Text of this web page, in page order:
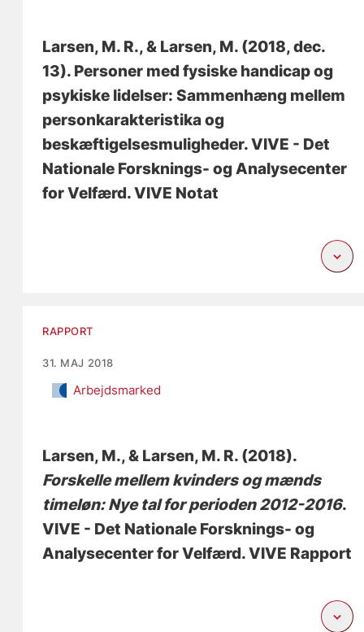
Larsen, M. R., & Larsen, M. (2018, dec.
13). Personer med fysiske handicap og
psykiske lidelser: Sammenhæng mellem
personkarakteristika og
beskæftigelsesmuligheder. VIVE - Det
Nationale Forsknings- og Analysecenter
for Velfærd. VIVE Notat
RAPPORT
31. MAJ 2018
Arbejdsmarked
Larsen, M., & Larsen, M. R. (2018).
Forskelle mellem kvinders og mænds
timeløn: Nye tal for perioden 2012-2016.
VIVE - Det Nationale Forsknings- og
Analysecenter for Velfærd. VIVE Rapport